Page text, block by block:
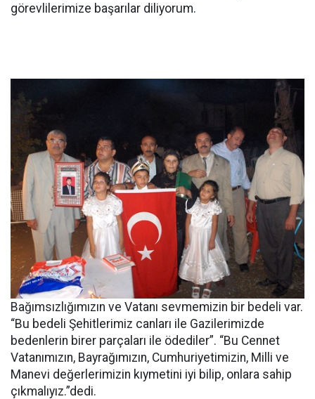
görevlilerimize başarılar diliyorum.
Bağımsızlığımızın ve Vatanı sevmemizin bir bedeli var.
“Bu bedeli Şehitlerimiz canları ile Gazilerimizde
bedenlerin birer parçaları ile ödediler”. “Bu Cennet
Vatanımızın, Bayrağımızın, Cumhuriyetimizin, Milli ve
Manevi değerlerimizin kıymetini iyi bilip, onlara sahip
çıkmalıyız.”dedi.